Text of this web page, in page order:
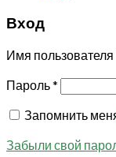
Вход
Имя пользователя
Пароль*
Запомнить
Забыли свой